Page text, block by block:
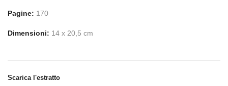
Pagine: 170
Dimensioni: 14 x 20,5 cm
Scarica l'estratto